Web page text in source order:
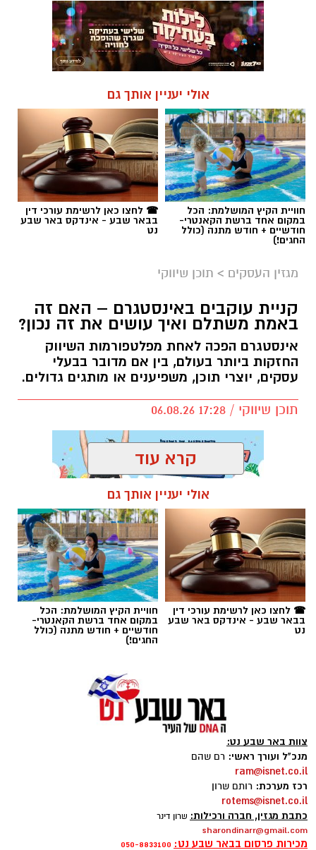
אולי יעניין אותך גם
חוויית הקיץ המושלמת: הכל
במקום אחד ברשת הקאנטרי-
חודשיים + חודש מתנה (כולל
החגים!)
☎ לחצו כאן לרשימת עורכי דין
בבאר שבע - אינדקס באר שבע
נט
מגזין העסקים > תוכן שיווקי
קניית עוקבים באינסטגרם – האם זה
באמת משתלם ואיך עושים את זה נכון?
אינסטגרם הפכה לאחת מפלטפורמות השיווק
החזקות ביותר בעולם, בין אם מדובר בבעלי
עסקים, יוצרי תוכן, משפיענים או מותגים גדולים.
תוכן שיווקי / 17:28 06.08.26
תגים: קניית עוקבים באינסטגרם
magnific
אחד הדברים הראשונים שכל גולש בודק כשהוא
נכנס לפרופיל הוא מספר העוקבים. לכן, לא מעט
אנשים מחפשים פתרונות שיסייעו להם להגדיל את
קרא עוד
אולי יעניין אותך גם
☎ לחצו כאן לרשימת עורכי דין
בבאר שבע - אינדקס באר שבע
נט
חוויית הקיץ המושלמת: הכל
במקום אחד ברשת הקאנטרי-
חודשיים + חודש מתנה (כולל
החגים!)
צוות באר שבע נט:
מנכ"ל ועורך ראשי: רם שהם
ram@isnet.co.il
רכז מערכת: רותם שרון
rotems@isnet.co.il
כתבת מגזין, חברה ורכילות: שרון דינר
sharondinarr@gmail.com
מכירות פרסום בבאר שבע נט: 050-8833100